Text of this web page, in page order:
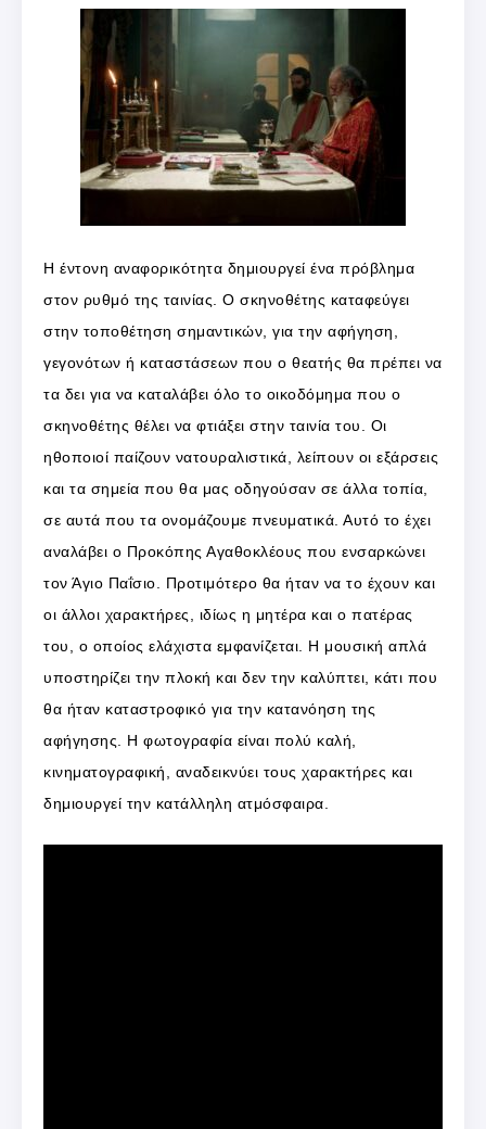
Η έντονη αναφορικότητα δημιουργεί ένα πρόβλημα
στον ρυθμό της ταινίας. Ο σκηνοθέτης καταφεύγει
στην τοποθέτηση σημαντικών, για την αφήγηση,
γεγονότων ή καταστάσεων που ο θεατής θα πρέπει να
τα δει για να καταλάβει όλο το οικοδόμημα που ο
σκηνοθέτης θέλει να φτιάξει στην ταινία του. Οι
ηθοποιοί παίζουν νατουραλιστικά, λείπουν οι εξάρσεις
και τα σημεία που θα μας οδηγούσαν σε άλλα τοπία,
σε αυτά που τα ονομάζουμε πνευματικά. Αυτό το έχει
αναλάβει ο Προκόπης Αγαθοκλέους που ενσαρκώνει
τον Άγιο Παΐσιο. Προτιμότερο θα ήταν να το έχουν και
οι άλλοι χαρακτήρες, ιδίως η μητέρα και ο πατέρας
του, ο οποίος ελάχιστα εμφανίζεται. Η μουσική απλά
υποστηρίζει την πλοκή και δεν την καλύπτει, κάτι που
θα ήταν καταστροφικό για την κατανόηση της
αφήγησης. Η φωτογραφία είναι πολύ καλή,
κινηματογραφική, αναδεικνύει τους χαρακτήρες και
δημιουργεί την κατάλληλη ατμόσφαιρα.